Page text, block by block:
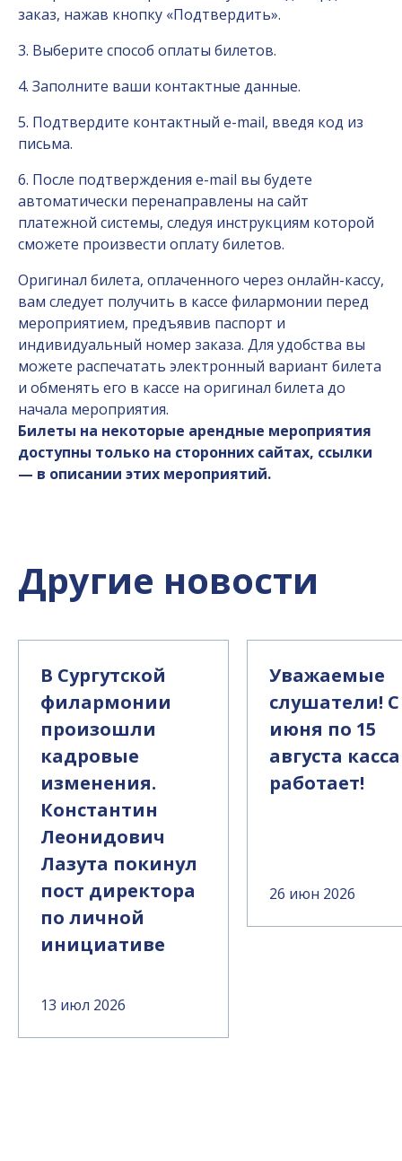
заказ, нажав кнопку «Подтвердить».
3. Выберите способ оплаты билетов.
4. Заполните ваши контактные данные.
5. Подтвердите контактный e-mail, введя код из
письма.
6. После подтверждения e-mail вы будете
автоматически перенаправлены на сайт
платежной системы, следуя инструкциям которой
сможете произвести оплату билетов.
Оригинал билета, оплаченного через онлайн-кассу,
вам следует получить в кассе филармонии перед
мероприятием, предъявив паспорт и
индивидуальный номер заказа. Для удобства вы
можете распечатать электронный вариант билета
и обменять его в кассе на оригинал билета до
начала мероприятия.
Билеты на некоторые арендные мероприятия
доступны только на сторонних сайтах, ссылки
— в описании этих мероприятий.
Другие новости
В Сургутской
филармонии
произошли
кадровые
изменения.
Константин
Леонидович
Лазута покинул
пост директора
по личной
инициативе
13 июл 2026
Уважаемые
слушатели! С
июня по 15
августа
работает!
26 июн 2026